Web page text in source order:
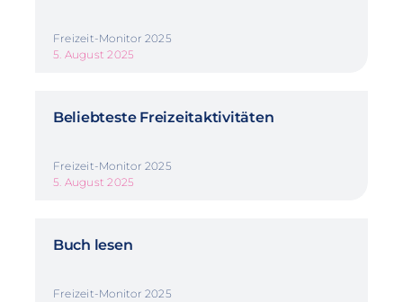
Freizeit-Monitor 2025
5. August 2025
Beliebteste Freizeitaktivitäten
Freizeit-Monitor 2025
5. August 2025
Buch lesen
Freizeit-Monitor 2025